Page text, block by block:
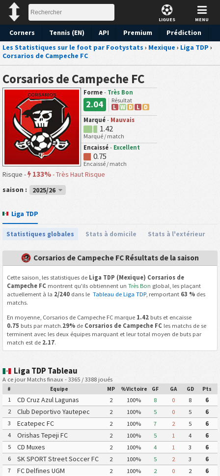
LIGUES MENU
Corners Tennis (EN) API Premium
Prédiction
Les Statistiques sur le foot par Footystats › Mexique › Liga TDP ›
Corsarios de Campeche FC
Corsarios de Campeche FC
Forme - Très Bon
2.04
Résultat
L W D L
D
Marqué - Mauvais
1.42
Marqué / match
Encaissé - Excellent
0.75
Encaissé / match
Risque - 133%-Très Haut Risque
saison :
2025/26
Liga TDP
Statistiques globales Stats à domicile Stats à l'extérieur
Corsarios de Campeche FC Résultats de la saison
Cette saison, les statistiques de Liga TDP (Mexique) Corsarios de
Campeche FCmontrent qu'ils obtiennent un Très Bon global, les plaçant
actuellement à la 2/240dans le Tableau de Liga TDP, remportant 63 %des
matchs.
En moyenne, Corsarios de Campeche FC marque 1.42buts et encaisse
0.75 buts par match.29%de Corsarios de Campeche FCles matchs de se
terminent avec les deux équipes marquant et leur total moyen de buts par
match est de 2.17.
Liga TDP Tableau
A ce jour Matchs finaux - 3365 / 3388 joués
# Equipe MP %Victoire GF GA GD Pts
1 CD Cruz Azul Lagunas 2 100% 8 0 8
6
2
Club Deportivo Yautepec 2 100% 5 0 5
6
3
Ecatepec FC 2 100% 7 2 5
6
4
Orishas Tepeji FC 2 100% 5 1 4
6
5
CD Muxes 2 100% 4 1 3
6
6
SK SPORT Street Soccer FC 2 100% 5 2 3
6
7
FC Delfines UGM 2 100% 2 0 2
6